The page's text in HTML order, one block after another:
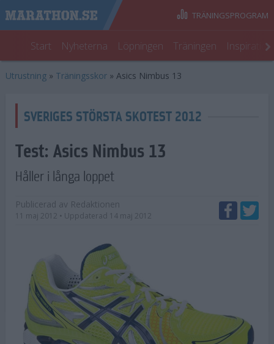
Start Nyheterna Löpningen Träningen
TRÄNINGSPROGRAM
Utrustning » Träningsskor » Asics Nimbus 13
SVERIGES STÖRSTA SKOTEST 2012
Test: Asics Nimbus 13
Håller i långa loppet
Publicerad av Redaktionen
11 maj 2012 • Uppdaterad 14 maj 2012